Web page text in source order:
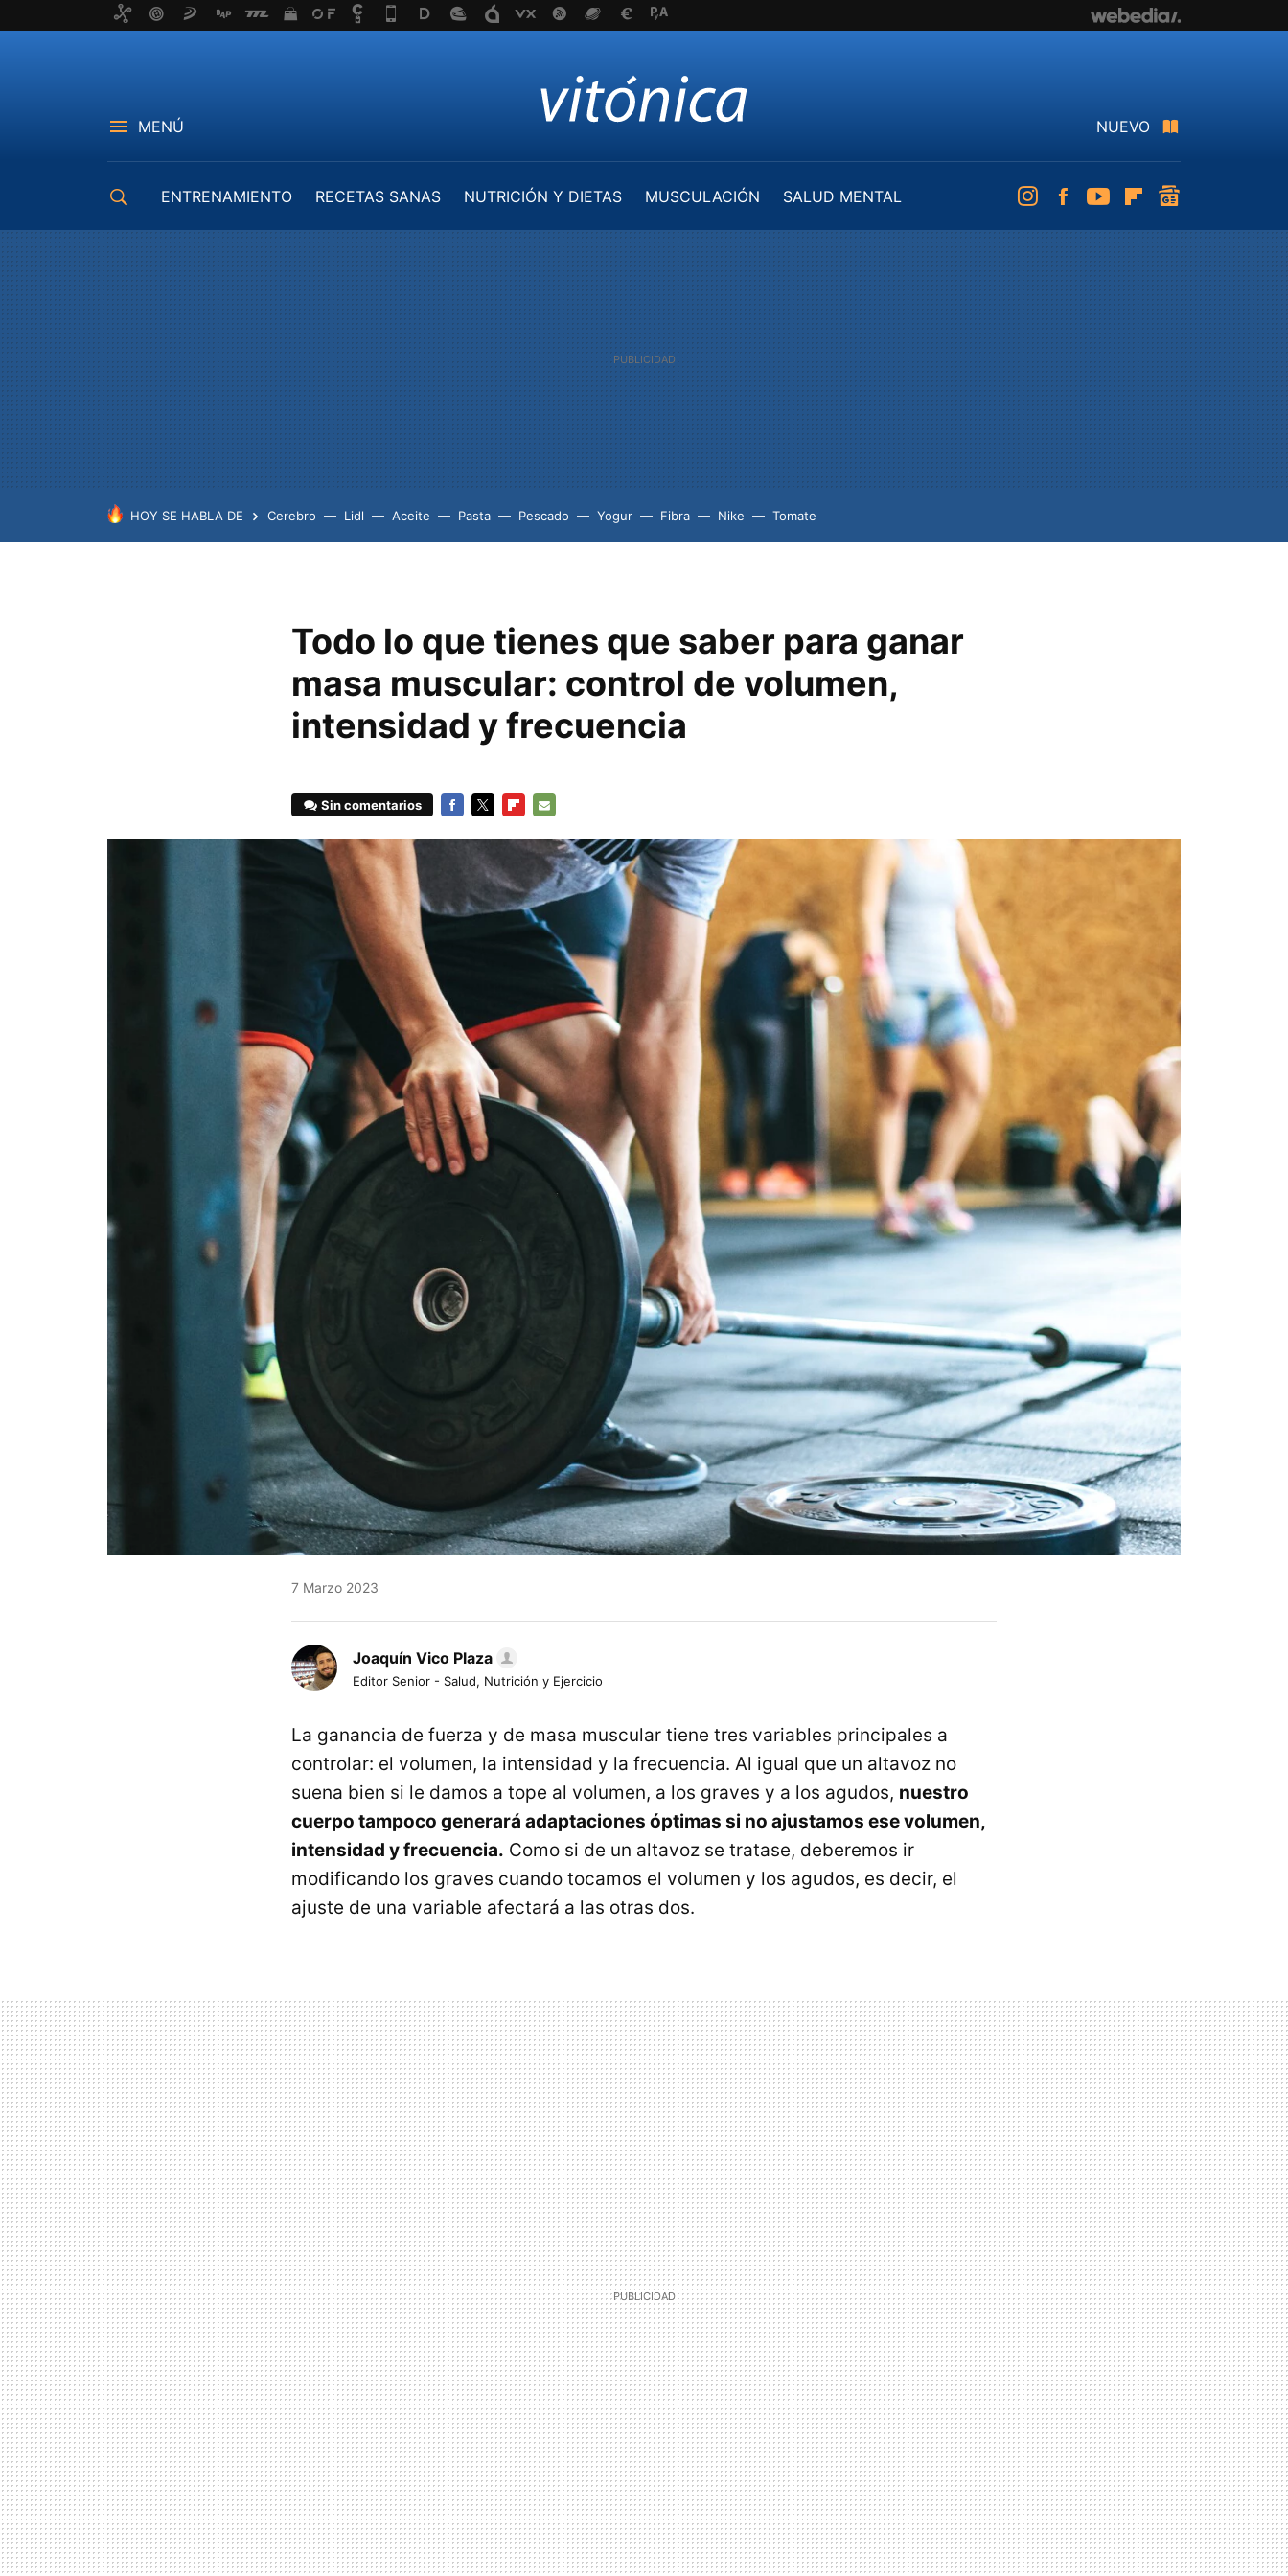
MENÚ NUEVO
ENTRENAMIENTO RECETAS SANAS NUTRICIÓN Y DIETAS MUSCULACIÓN
SALUD MENTAL
InstagramFacebookYoutubeFlipboard
HOY SE HABLA DE Cerebro Lidl Aceite Pasta Pescado Yogur Fibra Nike Tomate
Todo lo que tienes que saber para ganar
masa muscular: control de volumen,
intensidad y frecuencia
Sin comentarios
MAIL
7 Marzo 2023
Joaquín Vico Plaza
Editor Senior - Salud, Nutrición y Ejercicio
La ganancia de fuerza y de masa muscular tiene tres variables principales a
controlar: el volumen, la intensidad y la frecuencia. Al igual que un altavoz no
suena bien si le damos a tope al volumen, a los graves y a los agudos, nuestro
cuerpo tampoco generará adaptaciones óptimas si no ajustamos ese volumen,
intensidad y frecuencia. Como si de un altavoz se tratase, deberemos ir
modificando los graves cuando tocamos el volumen y los agudos, es decir, el
ajuste de una variable afectará a las otras dos.